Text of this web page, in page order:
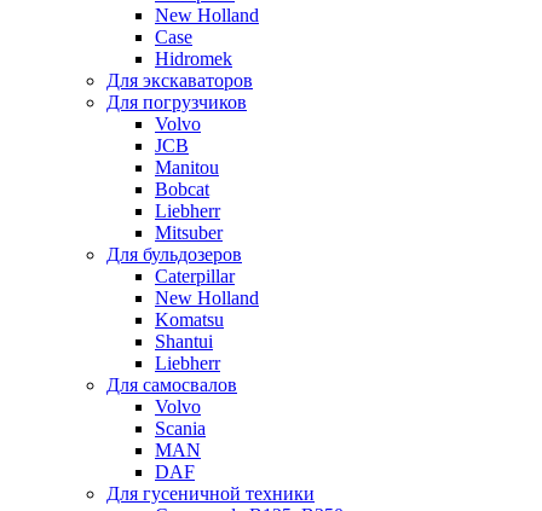
New Holland
Case
Hidromek
Для экскаваторов
Для погрузчиков
Volvo
JCB
Manitou
Bobcat
Liebherr
Mitsuber
Для бульдозеров
Caterpillar
New Holland
Komatsu
Shantui
Liebherr
Для самосвалов
Volvo
Scania
MAN
DAF
Для гусеничной техники